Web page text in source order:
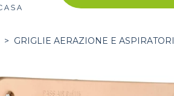
> GRIGLIE AERAZIONE E ASPIRATORI